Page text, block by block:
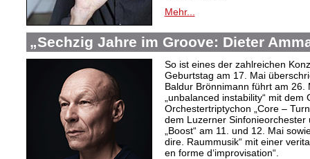
Mehr...
„Sechzig Jahre im Groove: Dieter
So ist eines der zahlreichen
Geburtstag am 17. Mai
Baldur Brönnimann führt am 26.
„unbalanced instability“ mit
Orchestertriptychon „Core –
dem Luzerner
„Boost“ am 11. und 12. Mai
dire. Raummusik“ mit einer
en forme d‘improvisation“.